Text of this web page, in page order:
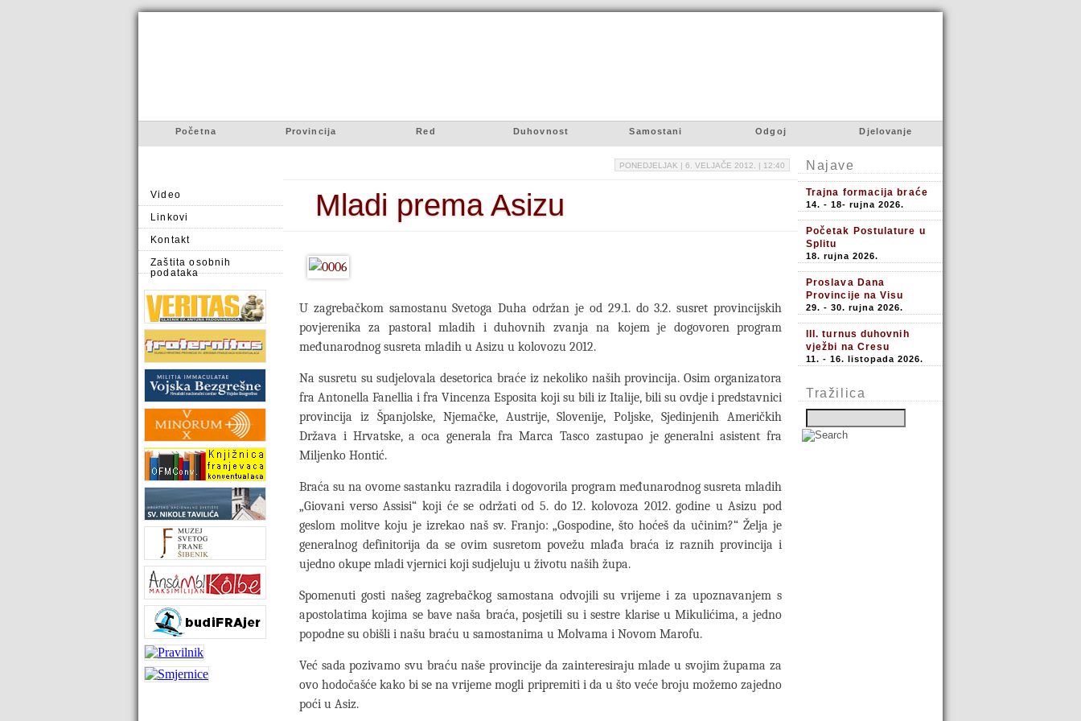
Početna Provincija Red Duhovnost Samostani Odgoj Djelovanje
Video
Linkovi
Kontakt
Zaštita osobnih
podataka
PONEDJELJAK | 6. VELJAČE 2012. | 12:40
Mladi prema Asizu
U zagrebačkom samostanu Svetoga Duha održan je od 29.1. do 3.2. susret provincijskih
povjerenika za pastoral mladih i duhovnih zvanja na kojem je dogovoren program
međunarodnog susreta mladih u Asizu u kolovozu 2012.
Na susretu su sudjelovala desetorica braće iz nekoliko naših provincija. Osim organizatora
fra Antonella Fanellia i fra Vincenza Esposita koji su bili iz Italije, bili su ovdje i predstavnici
provincija iz Španjolske, Njemačke, Austrije, Slovenije, Poljske, Sjedinjenih Američkih
Država i Hrvatske, a oca generala fra Marca Tasco zastupao je generalni asistent fra
Miljenko Hontić.
Braća su na ovome sastanku razradila i dogovorila program međunarodnog susreta mladih
„Giovani verso Assisi“ koji će se održati od 5. do 12. kolovoza 2012. godine u Asizu pod
geslom molitve koju je izrekao naš sv. Franjo: „Gospodine, što hoćeš da učinim?“ Želja je
generalnog definitorija da se ovim susretom povežu mlađa braća iz raznih provincija i
ujedno okupe mladi vjernici koji sudjeluju u životu naših župa.
Spomenuti gosti našeg zagrebačkog samostana odvojili su vrijeme i za upoznavanjem s
apostolatima kojima se bave naša braća, posjetili su i sestre klarise u Mikulićima, a jedno
popodne su obišli i našu braću u samostanima u Molvama i Novom Marofu.
Već sada pozivamo svu braću naše provincije da zainteresiraju mlade u svojim župama za
ovo hodočašće kako bi se na vrijeme mogli pripremiti i da u što veće broju možemo zajedno
poći u Asiz.
Najave
Trajna formacija braće
14. - 18- rujna 2026.
Početak Postulature u
Splitu
18. rujna 2026.
Proslava Dana
Provincije na Visu
29. - 30. rujna 2026.
III. turnus duhovnih
vježbi na Cresu
11. - 16. listopada 2026.
Tražilica